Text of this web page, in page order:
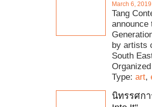
March 6, 2019
Tang
announce
by artists
South
Type: art,
นิทรรศกา